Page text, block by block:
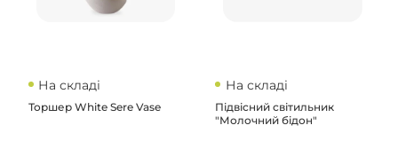
На складі
Торшер White Sere Vase
На складі
Підвісний світильник
"Молочний бідон"